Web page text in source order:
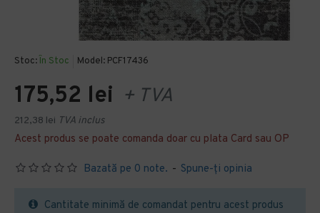
Stoc: În Stoc Model: PCF17436
Bazată pe 0 note. - Spune-ţi opinia
175,52 lei + TVA
212,38 lei TVA inclus
Acest produs se poate comanda doar cu plata Card sau OP
Cantitate minimă de comandat pentru acest produs